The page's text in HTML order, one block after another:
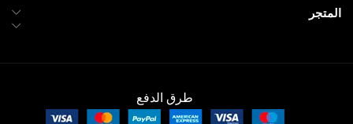
المتجر
طرق الدفع